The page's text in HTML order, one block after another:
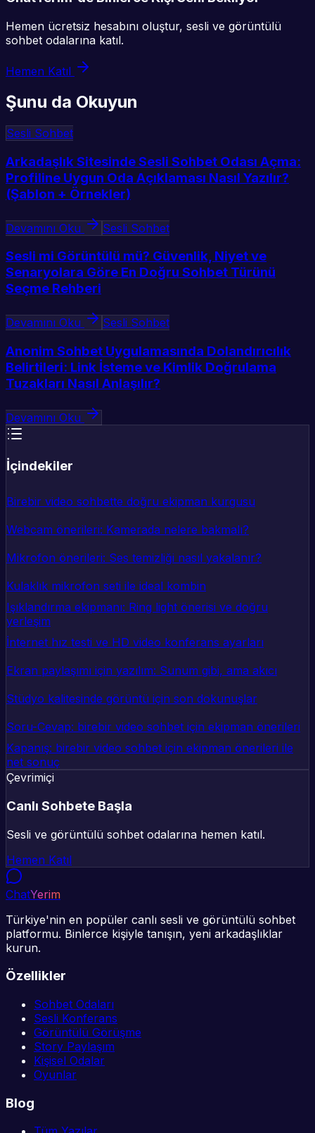
Hemen ücretsiz hesabını oluştur, sesli ve görüntülü
sohbet odalarına katıl.
Hemen Katıl
Şunu da Okuyun
Sesli Sohbet
Arkadaşlık Sitesinde Sesli Sohbet Odası Açma:
Profiline Uygun Oda Açıklaması Nasıl Yazılır?
(Şablon + Örnekler)
Devamını Oku Sesli Sohbet
Sesli mi Görüntülü mü? Güvenlik, Niyet ve
Senaryolara Göre En Doğru Sohbet Türünü
Seçme Rehberi
Devamını Oku Sesli Sohbet
Anonim Sohbet Uygulamasında Dolandırıcılık
Belirtileri: Link İsteme ve Kimlik Doğrulama
Tuzakları Nasıl Anlaşılır?
Devamını Oku
İçindekiler
Birebir video sohbette doğru ekipman kurgusu
Webcam önerileri: Kamerada nelere bakmalı?
Mikrofon önerileri: Ses temizliği nasıl yakalanır?
Kulaklık mikrofon seti ile ideal kombin
Işıklandırma ekipmanı: Ring light önerisi ve doğru
yerleşim
İnternet hız testi ve HD video konferans ayarları
Ekran paylaşımı için yazılım: Sunum gibi, ama akıcı
Stüdyo kalitesinde görüntü için son dokunuşlar
Soru-Cevap: birebir video sohbet için ekipman önerileri
Kapanış: birebir video sohbet için ekipman önerileri ile
net sonuç
Çevrimiçi
Canlı Sohbete Başla
Sesli ve görüntülü sohbet odalarına hemen katıl.
Hemen Katıl
ChatYerim
Türkiye'nin en popüler canlı sesli ve görüntülü sohbet
platformu. Binlerce kişiyle tanışın, yeni arkadaşlıklar
kurun.
Özellikler
Sohbet Odaları
Sesli Konferans
Görüntülü Görüşme
Story Paylaşım
Kişisel Odalar
Oyunlar
Blog